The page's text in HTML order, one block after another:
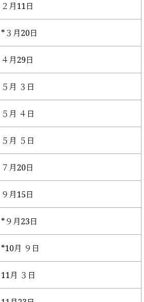
２月11日
*３月20日
４月29日
５月 ３日
５月 ４日
５月 ５日
７月20日
９月15日
*９月23日
*10月 ９日
11月 ３日